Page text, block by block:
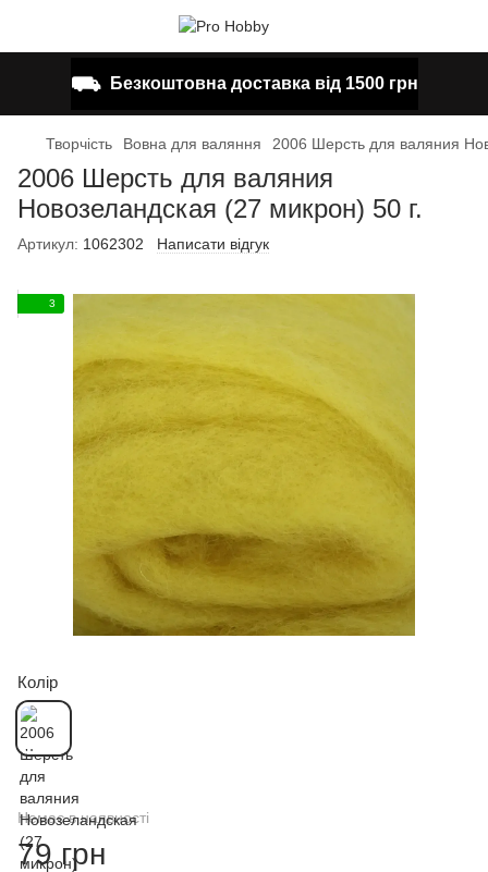
⛟ Безкоштовна доставка від 1500 грн
Творчість Вовна для валяння 2006 Шерсть для валяния
2006 Шерсть для валяния
Новозеландская (27 микрон) 50 г.
Артикул: 1062302 Написати відгук
3
Колір
Немає в наявності
79 грн